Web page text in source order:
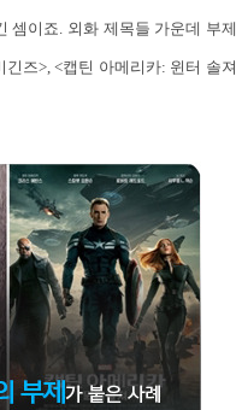
셈이죠. 외화 제목들 가운데 부제
즈>, <캡틴 아메리카: 윈터 솔져